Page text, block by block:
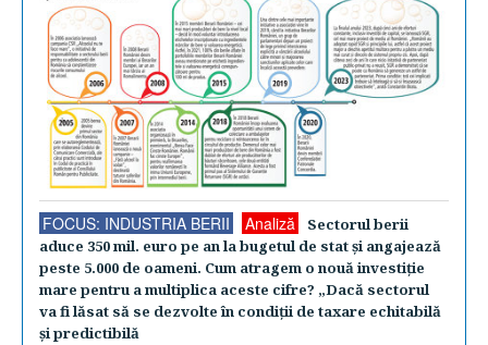
FOCUS: INDUSTRIA BERII Analiză
Sectorul berii
aduce 350 mil. euro pe an la bugetul de stat şi angajează
peste 5.000 de oameni. Cum atragem o nouă investiţie
mare pentru a multiplica aceste cifre? „Dacă sectorul
va fi lăsat să se dezvolte în condiţii de taxare echitabilă
şi predictibilă